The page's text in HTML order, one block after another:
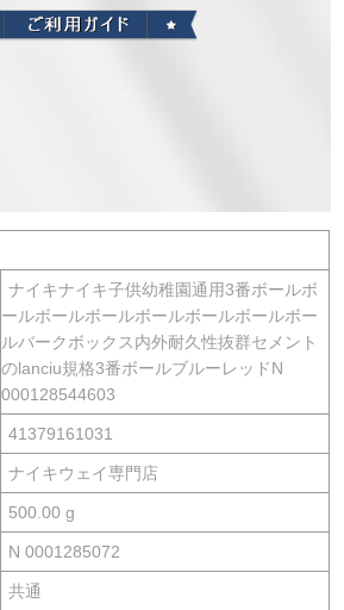
ナイキナイキ子供幼稚園通用3番ボールボ
ールボールボールボールボールボールボー
ルバークボックス内外耐久性抜群セメント
のlanciu規格3番ボールブルーレッドN
000128544603
41379161031
ナイキウェイ専門店
500.00 g
N 0001285072
共通